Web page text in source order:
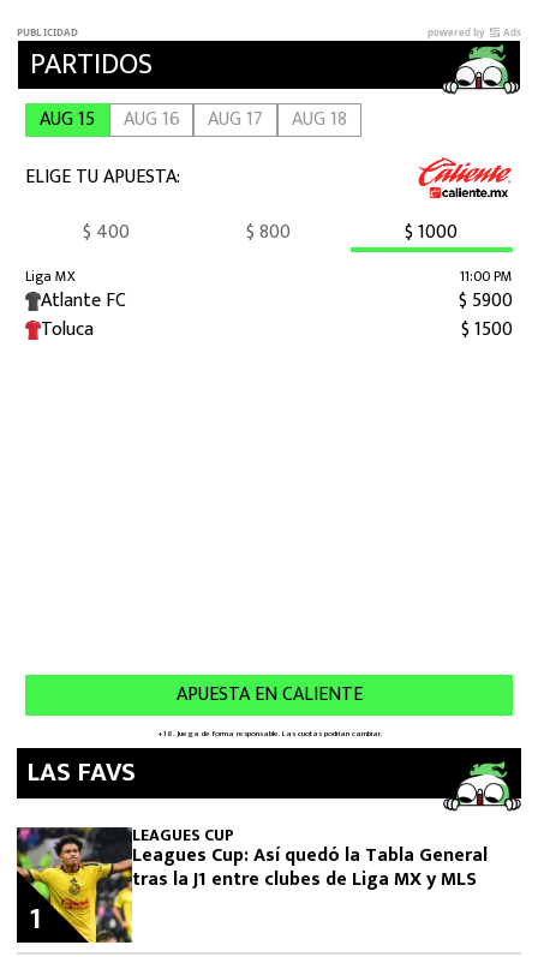
LAS FAVS
LEAGUES CUP
Leagues Cup: Así quedó la Tabla General
tras la J1 entre clubes de Liga MX y MLS
1